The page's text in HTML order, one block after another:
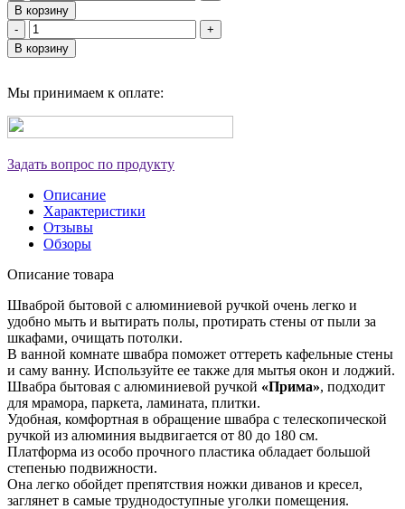
В корзину
-
+
В корзину
Мы принимаем к оплате:
Задать вопрос по продукту
Описание
Характеристики
Отзывы
Обзоры
Описание товара
Шваброй бытовой с алюминиевой ручкой очень легко и
удобно мыть и вытирать полы, протирать стены от пыли за
шкафами, очищать потолки.
В ванной комнате швабра поможет оттереть кафельные стены
и саму ванну. Используйте ее также для мытья окон и лоджий.
Швабра бытовая с алюминиевой ручкой «Прима», подходит
для мрамора, паркета, ламината, плитки.
Удобная, комфортная в обращение швабра с телескопической
ручкой из алюминия выдвигается от 80 до 180 см.
Платформа из особо прочного пластика обладает большой
степенью подвижности.
Она легко обойдет препятствия ножки диванов и кресел,
заглянет в самые труднодоступные уголки помещения.